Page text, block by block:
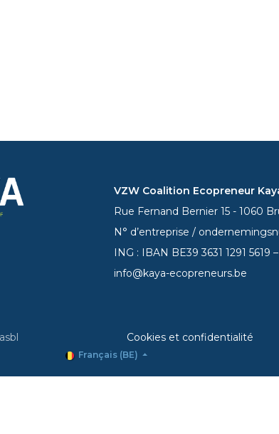
VZW Coalition Ecopreneur
Rue Fernand Bernier 15 - 1060
N° d’entreprise /
ING : IBAN BE393631 1291 5619
info@kaya-ecopreneurs.be
© Kaya asbl Cookies et confidentialité
Français (BE)